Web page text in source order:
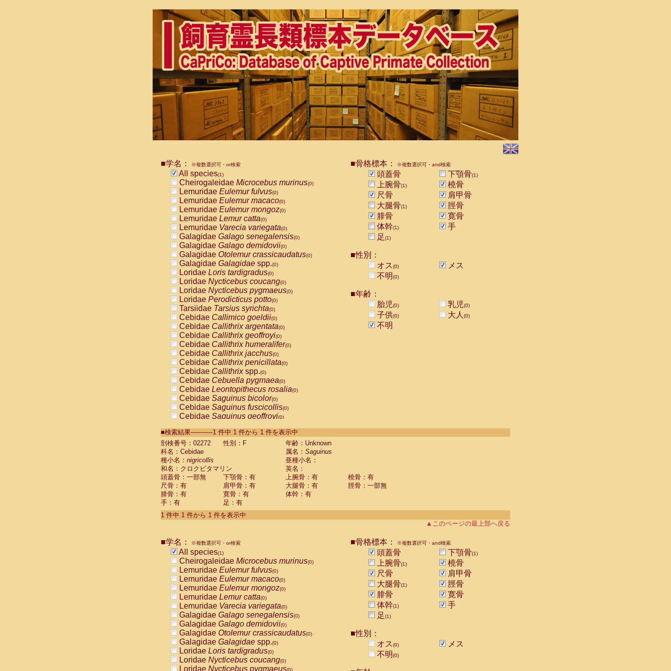
■学名： ※複数選択可・or検索
All species(1)
Cheirogaleidae Microcebus murinus(0)
Lemuridae Eulemur fulvus(0)
Lemuridae Eulemur macaco(0)
Lemuridae Eulemur mongoz(0)
Lemuridae Lemur catta(0)
Lemuridae Varecia variegata(0)
Galagidae Galago senegalensis(0)
Galagidae Galago demidovii(0)
Galagidae Otolemur crassicaudatus(0)
Galagidae Galagidae spp.(0)
Loridae Loris tardigradus(0)
Loridae Nycticebus coucang(0)
Loridae Nycticebus pygmaeus(0)
Loridae Perodicticus potto(0)
Tarsiidae Tarsius syrichta(0)
Cebidae Callimico goeldii(0)
Cebidae Callithrix argentata(0)
Cebidae Callithrix geoffroyi(0)
Cebidae Callithrix humeralifer(0)
Cebidae Callithrix jacchus(0)
Cebidae Callithrix penicillata(0)
Cebidae Callithrixspp.(0)
Cebidae Cebuella pygmaea(0)
Cebidae Leontopithecus rosalia(0)
Cebidae Saguinus bicolor(0)
Cebidae Saguinus fuscicollis(0)
Cebidae Saguinus geoffroyi(0)
CebidaeSaguinus labiatus(0)
Cebidae Saguinus leucopus (0)
Cebidae
CebidaeSaguinus mystax
CebidaeSaguinus nigricollis (1)
Cebidae Saguinus oedipus
Cebidae Saguinus weddelli
Cebidae Saguinusspp.
Cebidae Aotus trivirgatus
Cebidae Cebus albifrons
CebidaeCebus nigrivittatus
CebidaeCebus
CebidaeSaimiri boliviensis(0)
CebidaeSaimiri sciureus(0)
AtelidaeAlouatta caraya(0)
AtelidaeAlouatta fusca(0)
AtelidaeAlouatta seniculus
AtelidaeAlouattaspp.(0)
AtelidaeAteles belzebuth(0)
AtelidaeAteles geoffroyi(0)
AtelidaeAteles paniscus(0)
AtelidaeAtelesspp.(0)
Atelidae Lagothrix lagothricha
AtelidaeLagothrix lagothricha cana
PitheciidaeCacajao calvus rubicundus
■骨格標本： ※複数選択可・and検索
頭蓋骨 下顎骨(1)
上腕骨(1)
橈骨
尺骨
肩甲骨
大腿骨(1)
脛骨
腓骨
寛骨
体幹(1)
手
足(1)
■性別：
オス(0)
メス
不明(0)
■年齢：
胎児(0) 乳児(0)
子供(0) 大人 (0)
不明
■検索結果-----------1 件中 1 件から 1 件を表示中
剖検番号：02272
性別：F
年齢：Unknown
科名：Cebidae
属名： Saguinus
種小名： nigricollis
亜種小名：
和名：クロクビタマリン
英名：
頭蓋骨：一部無
下顎骨：有 上腕骨：有
橈骨：有
尺骨：有
肩甲骨：有 大腿骨：有
脛骨：一部無
腓骨：有
寛骨：有
体幹：有
手：有
足：有
1 件中 1 件から 1 件を表示中
▲このページの最上部へ戻る
■学名： ※複数選択可・or検索
All species(1)
Cheirogaleidae Microcebus murinus(0)
Lemuridae Eulemur fulvus(0)
Lemuridae Eulemur macaco(0)
Lemuridae Eulemur mongoz(0)
Lemuridae Lemur catta(0)
Lemuridae Varecia variegata(0)
Galagidae Galago senegalensis(0)
Galagidae Galago demidovii(0)
Galagidae Otolemur crassicaudatus(0)
Galagidae Galagidae spp.(0)
Loridae Loris tardigradus(0)
Loridae Nycticebus coucang(0)
Loridae Nycticebus pygmaeus(0)
■骨格標本： ※複数選択可・and検索
頭蓋骨 下顎骨(1)
上腕骨(1)
橈骨
尺骨
肩甲骨
大腿骨(1)
脛骨
腓骨
寛骨
体幹(1)
手
足(1)
■性別：
オス(0)
メス
不明(0)